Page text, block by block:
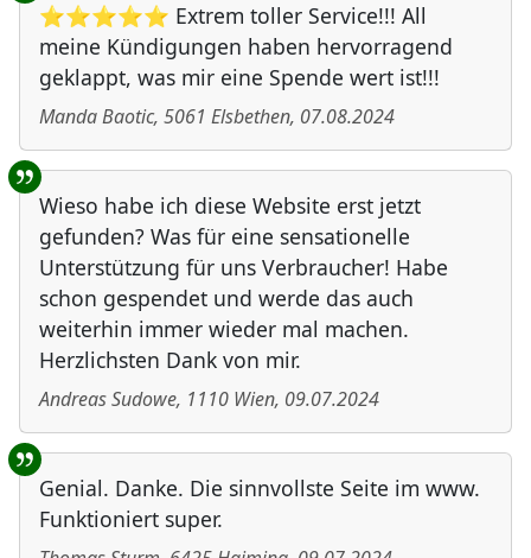
⭐⭐⭐⭐⭐ Extrem toller Service!!! All
meine Kündigungen haben hervorragend
geklappt, was mir eine Spende wert ist!!!
Manda Baotic, 5061 Elsbethen, 07.08.2024
Wieso habe ich diese Website erst jetzt
gefunden? Was für eine sensationelle
Unterstützung für uns Verbraucher! Habe
schon gespendet und werde das auch
weiterhin immer wieder mal machen.
Herzlichsten Dank von mir.
Andreas Sudowe, 1110 Wien, 09.07.2024
Genial. Danke. Die sinnvollste Seite im www.
Funktioniert super.